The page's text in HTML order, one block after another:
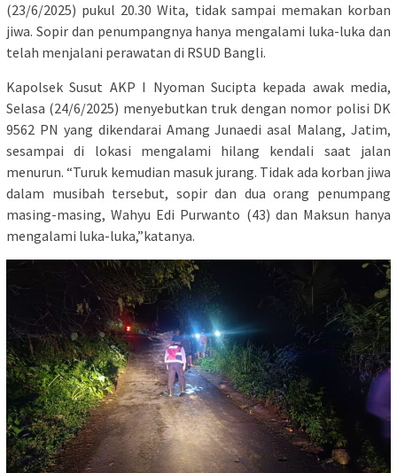
(23/6/2025) pukul 20.30 Wita, tidak sampai memakan korban
jiwa. Sopir dan penumpangnya hanya mengalami luka-luka dan
telah menjalani perawatan di RSUD Bangli.
Kapolsek Susut AKP I Nyoman Sucipta kepada awak media,
Selasa (24/6/2025) menyebutkan truk dengan nomor polisi DK
9562 PN yang dikendarai Amang Junaedi asal Malang, Jatim,
sesampai di lokasi mengalami hilang kendali saat jalan
menurun. “Turuk kemudian masuk jurang. Tidak ada korban jiwa
dalam musibah tersebut, sopir dan dua orang penumpang
masing-masing, Wahyu Edi Purwanto (43) dan Maksun hanya
mengalami luka-luka,”katanya.